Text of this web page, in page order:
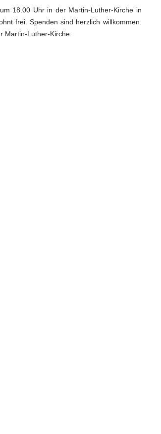
um 18.00 Uhr in der Martin-Luther-Kirche in
frei. Spenden sind herzlich willkommen.
Martin-Luther-Kirche.